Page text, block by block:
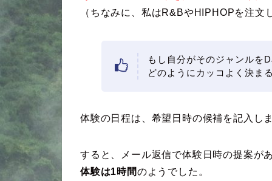
（ちなみに、私はR&BやHIPHOPを注文
もし自分がそのジャンルを
どのようにカッコよく決ま
体験の日程は、希望日時の候補を記入し
すると、メール返信で体験日時の提案が
体験は1時間のようでした。